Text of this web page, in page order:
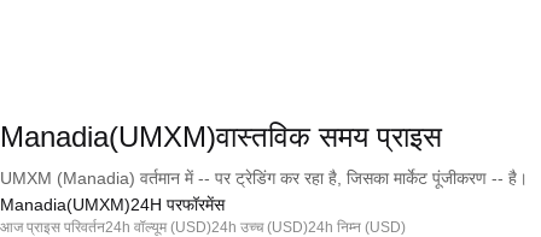
Manadia(UMXM)वास्तविक समय प्राइस
UMXM (Manadia) वर्तमान में -- पर ट्रेडिंग कर रहा है, जिसका मार्केट पूंजीकरण -- है।
Manadia(UMXM)24H परफॉरमेंस
आज प्राइस परिवर्तन24h वॉल्यूम (USD)24h उच्च (USD)24h निम्न (USD)